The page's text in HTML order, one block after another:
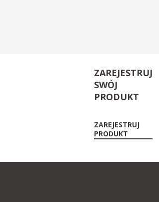
ZAREJESTRUJ
SWÓJ
PRODUKT
ZAREJESTRUJ
PRODUKT